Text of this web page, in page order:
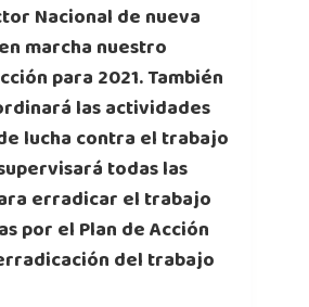
Nacional de nueva
marcha nuestro
para 2021. También
las actividades
lucha contra el trabajo
todas las
erradicar el trabajo
por el Plan de Acción
del trabajo